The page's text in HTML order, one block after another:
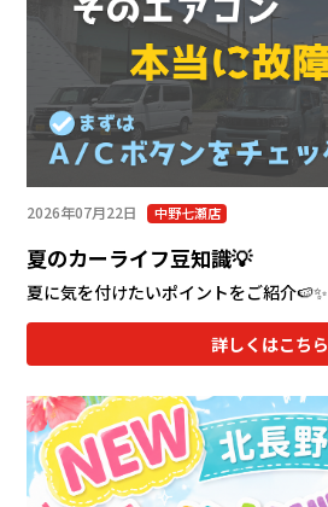
2026年07月22日 中野七瀬店
夏のカーライフ豆知識💡
夏に気を付けたいポイントをご紹介🍉✨
詳しくはこちら